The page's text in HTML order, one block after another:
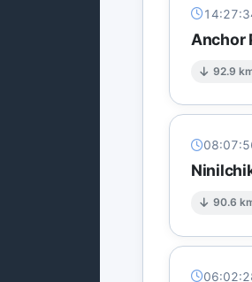
Anchor
92.9
90.6